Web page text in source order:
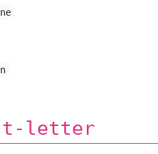
letter